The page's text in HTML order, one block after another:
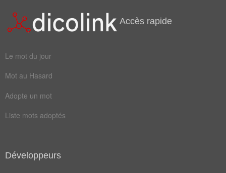
Accès rapide
Le mot du jour
Mot au Hasard
Adopte un mot
Liste mots adoptés
Développeurs